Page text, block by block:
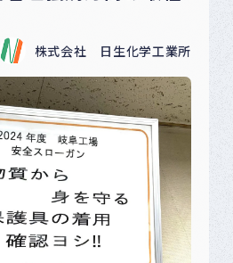
株式会社 日生化学工業所